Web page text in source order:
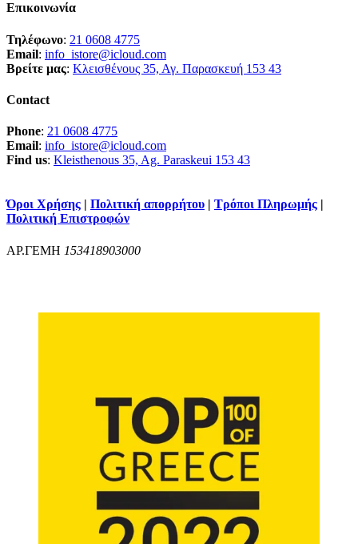
Επικοινωνία
Τηλέφωνο: 21 0608 4775
Email: info_istore@icloud.com
Βρείτε μας: Κλεισθένους 35, Αγ. Παρασκευή 153 43
Contact
Phone: 21 0608 4775
Email: info_istore@icloud.com
Find us: Kleisthenous 35, Ag. Paraskeui 153 43
Όροι Χρήσης Πολιτική απορρήτου Τρόποι Πληρωμής
Πολιτική Επιστροφών
ΑΡ.ΓΕΜΗ 153418903000